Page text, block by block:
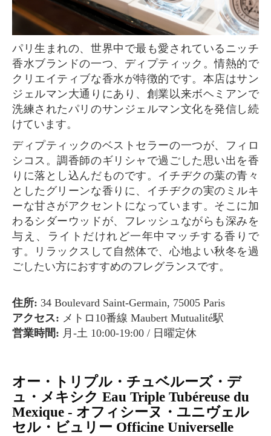
パリ生まれの、世界中で最も愛されているニッチ
香水ブランドの一つ、ディプティック。情熱的で
クリエイティブな香水が特徴的です。本店はサン
ジェルマン大通りにあり、創業以来ボヘミアンで
洗練されたパリのサンジェルマン文化を発信し続
けています。
ディプティックのベストセラーの一つが、フィロ
シコス。調香師のギリシャで過ごした思い出を香
りに落とし込んだものです。イチヂクの葉の青々
としたグリーンな香りに、イチヂクの実のミルキ
ーな甘さがアクセントになっています。そこに加
わるシダーウッドが、フレッシュながらも深みを
与え、ライトだけれど一年中マッチする香りで
す。リラックスして自然体で、心地よい秋冬を過
ごしたい方におすすめのフレグランスです。
住所: 34 Boulevard Saint-Germain, 75005 Paris
アクセス: メトロ10番線 Maubert Mutualité駅
営業時間: 月-土 10:00-19:00 / 日曜定休
オー・トリプル・チュベルーズ・デ
ュ・メキシク Eau Triple Tubéreuse du
Mexique - オフィシーヌ・ユニヴェル
セル・ビュリー Officine Universelle